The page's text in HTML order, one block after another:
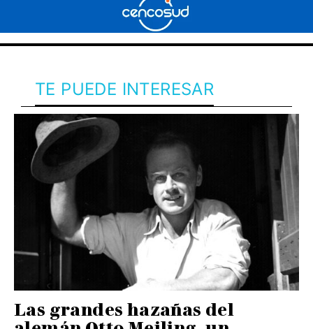
TE PUEDE INTERESAR
Las grandes hazañas del